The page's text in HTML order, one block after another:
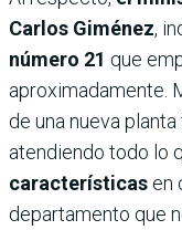
Carlos Giménez,
número 21 que
aproximadamente.
de una nueva
atendiendo todo lo
características en
departamento que